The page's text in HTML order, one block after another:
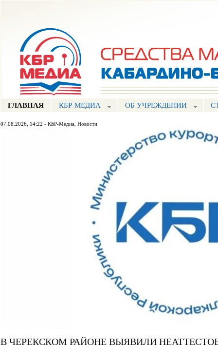
ГЛАВНАЯ КБР-МЕДИА ОБ УЧРЕЖДЕНИИ
07.08.2026, 14:22 - КБР-Медиа Новости
В ЧЕРЕКСКОМ РАЙОНЕ ВЫЯВИЛИ